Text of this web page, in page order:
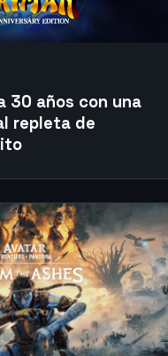
30 años con una
repleta de